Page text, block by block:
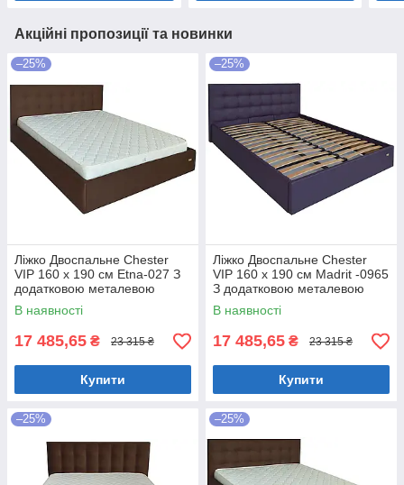
Акційні пропозиції та новинки
–25%
Ліжко Двоспальне Chester
VIP 160 х 190 см Etna-027 З
додатковою металевою
цільнозварною рамою
Коричневий
В наявності
17 485,65 ₴ 23 315 ₴
Купити
–25%
Ліжко Двоспальне Chester
VIP 160 х 190 см Madrit -0965
З додатковою металевою
цільнозварною рамою
Фіолетовий
В наявності
17 485,65 ₴ 23 315 ₴
Купити
–25% –25%